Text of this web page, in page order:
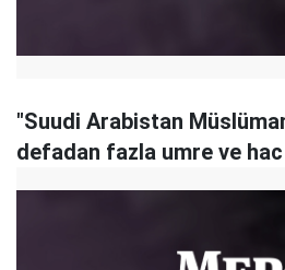
"Suudi Arabistan
defadan fazla umre ve hac